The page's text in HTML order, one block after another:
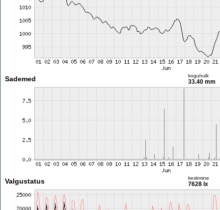
Sademed koguhulk
33.40 mm
Valgustatus keskmine
7628 lx